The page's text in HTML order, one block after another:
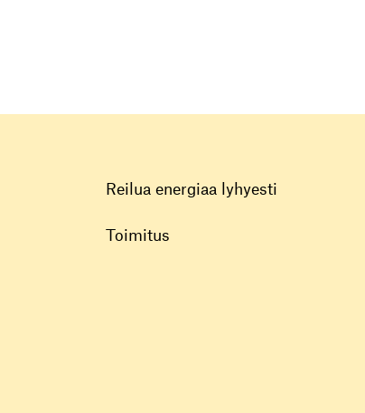
Reilua energiaa lyhyesti
Toimitus